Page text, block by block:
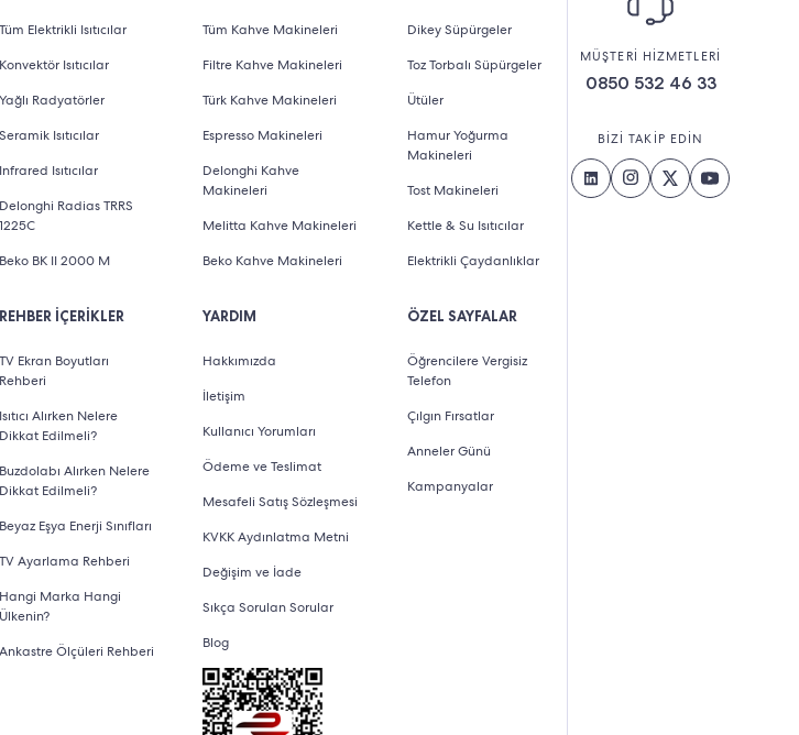
Tüm Elektrikli Isıtıcılar
Konvektör Isıtıcılar
Yağlı Radyatörler
Seramik Isıtıcılar
Infrared Isıtıcılar
Delonghi Radias TRRS
1225C
Beko BK II 2000 M
REHBER İÇERİKLER
TV Ekran Boyutları
Rehberi
Isıtıcı Alırken Nelere
Dikkat Edilmeli?
Buzdolabı Alırken Nelere
Dikkat Edilmeli?
Beyaz Eşya Enerji Sınıfları
TV Ayarlama Rehberi
Hangi Marka Hangi
Ülkenin?
Ankastre Ölçüleri Rehberi
Tüm Kahve Makineleri
Filtre Kahve Makineleri
Türk Kahve Makineleri
Espresso Makineleri
Delonghi Kahve
Makineleri
Melitta Kahve Makineleri
Beko Kahve Makineleri
YARDIM
Hakkımızda
İletişim
Kullanıcı Yorumları
Ödeme ve Teslimat
Mesafeli Satış Sözleşmesi
KVKK Aydınlatma Metni
Değişim ve İade
Sıkça Sorulan Sorular
Blog
Dikey Süpürgeler
Toz Torbalı Süpürgeler
Ütüler
Hamur Yoğurma
Makineleri
Tost Makineleri
Kettle & Su Isıtıcılar
Elektrikli Çaydanlıklar
ÖZEL SAYFALAR
Öğrencilere Vergisiz
Telefon
Çılgın Fırsatlar
Anneler Günü
Kampanyalar
MÜŞTERİ HİZMETLERİ
0850 532 46 33
BİZİ TAKİP EDİN